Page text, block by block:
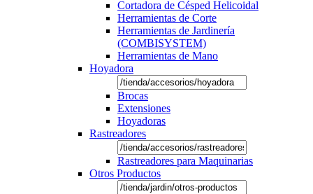
Cortadora de Césped Helicoidal
Herramientas de Corte
Herramientas de Jardinería
(COMBISYSTEM)
Herramientas de Mano
Hoyadora
Brocas
Extensiones
Hoyadoras
Rastreadores
Rastreadores para Maquinarias
Otros Productos